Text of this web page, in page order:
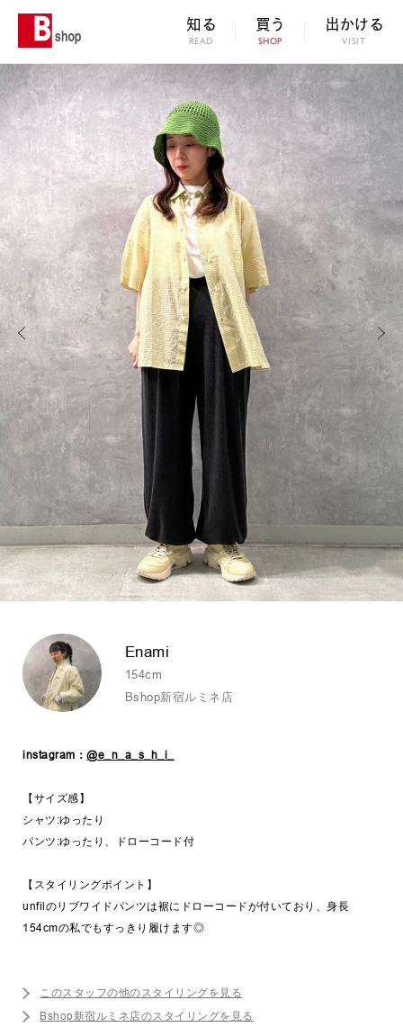
知る
READ
買う
SHOP
出かける
VISIT
Enami
154cm
Bshop新宿ルミネ店
instagram： @e_n_a_s_h_i_
【サイズ感】
シャツ:ゆったり
パンツ:ゆったり、ドローコード付
【スタイリングポイント】
unfilのリブワイドパンツは裾にドローコードが付いており、身長
154cmの私でもすっきり履けます◎
このスタッフの他のスタイリングを見る
Bshop新宿ルミネ店のスタイリングを見る